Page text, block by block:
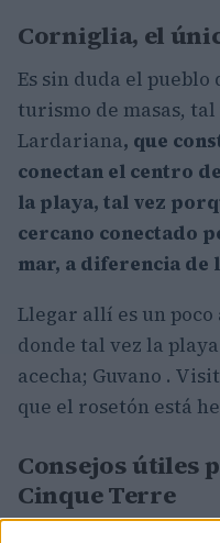
Corniglia, el
Es sin duda el pueblo
turismo de masas,
Lardariana, que
conectan el centro
la playa, tal vez
cercano conectado
mar, a diferencia de
Llegar allí es un
donde tal vez la
acecha; Guvano .
que el rosetón está
Consejos útiles
Cinque Terre